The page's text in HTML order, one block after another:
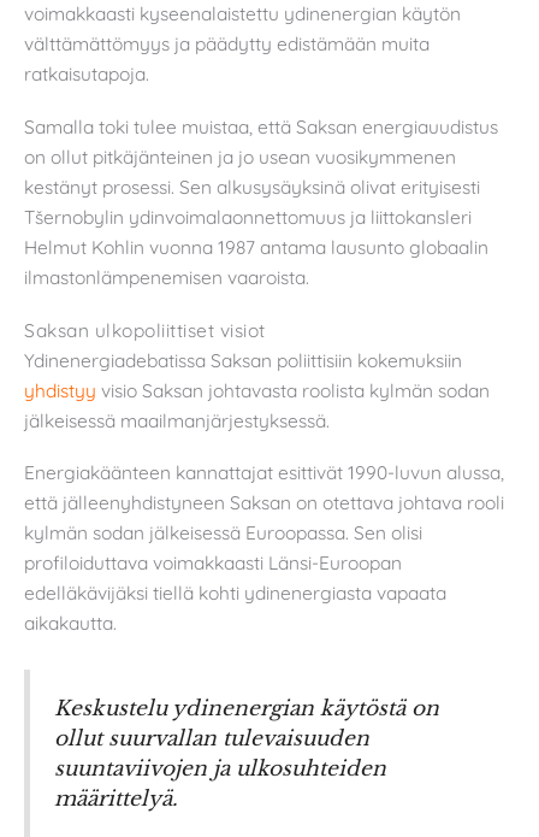
voimakkaasti kyseenalaistettu ydinenergian käytön
välttämättömyys ja päädytty edistämään muita
ratkaisutapoja.
Samalla toki tulee muistaa, että Saksan energiauudistus
on ollut pitkäjänteinen ja jo usean vuosikymmenen
kestänyt prosessi. Sen alkusysäyksinä olivat erityisesti
Tšernobylin ydinvoimalaonnettomuus ja liittokansleri
Helmut Kohlin vuonna 1987 antama lausunto globaalin
ilmastonlämpenemisen vaaroista.
Saksan ulkopoliittiset visiot
Ydinenergiadebatissa Saksan poliittisiin kokemuksiin
yhdistyy visio Saksan johtavasta roolista kylmän sodan
jälkeisessä maailmanjärjestyksessä.
Energiakäänteen kannattajat esittivät 1990-luvun alussa,
että jälleenyhdistyneen Saksan on otettava johtava rooli
kylmän sodan jälkeisessä Euroopassa. Sen olisi
profiloiduttava voimakkaasti Länsi-Euroopan
edelläkävijäksi tiellä kohti ydinenergiasta vapaata
aikakautta.
Keskustelu ydinenergian käytöstä on
ollut suurvallan tulevaisuuden
suuntaviivojen ja ulkosuhteiden
määrittelyä.